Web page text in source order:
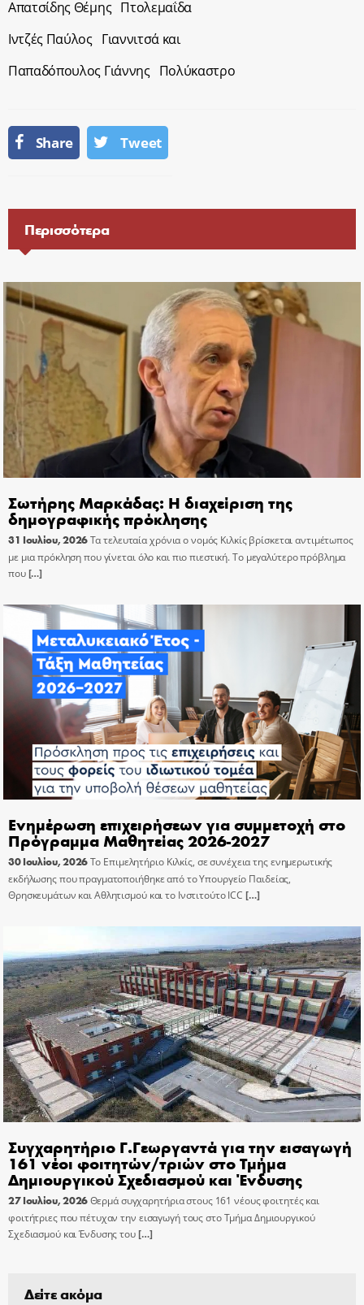
Απατσίδης Θέμης Πτολεμαΐδα
Ιντζές Παύλος Γιαννιτσά και
Παπαδόπουλος Γιάννης Πολύκαστρο
Share Tweet
Περισσότερα
Σωτήρης Μαρκάδας: Η διαχείριση της
δημογραφικής πρόκλησης
31 Ιουλίου, 2026Τα τελευταία χρόνια ο νομός Κιλκίς βρίσκεται αντιμέτωπος
με μια πρόκληση που γίνεται όλο και πιο πιεστική. Το μεγαλύτερο πρόβλημα
που[…]
Ενημέρωση επιχειρήσεων για συμμετοχή στο
Πρόγραμμα Μαθητείας 2026-2027
30 Ιουλίου, 2026Το Επιμελητήριο Κιλκίς, σε συνέχεια της ενημερωτικής
εκδήλωσης που πραγματοποιήθηκε από το Υπουργείο Παιδείας,
Θρησκευμάτων και Αθλητισμού και το Ινστιτούτο ICC […]
Συγχαρητήριο Γ.Γεωργαντά για την εισαγωγή
161 νέοι φοιτητών/τριών στο Τμήμα
Δημιουργικού Σχεδιασμού και Ένδυσης
27 Ιουλίου, 2026Θερμά συγχαρητήρια στους 161 νέους φοιτητές και
φοιτήτριες που πέτυχαν την εισαγωγή τους στο Τμήμα Δημιουργικού
Σχεδιασμού και Ένδυσης του[…]
Δείτε ακόμα